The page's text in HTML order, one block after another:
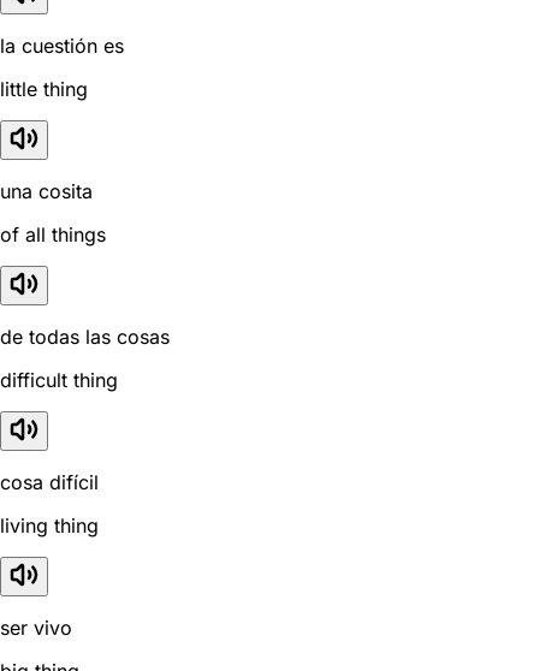
la cuestión es
little thing
una cosita
of all things
de todas las cosas
difficult thing
cosa difícil
living thing
ser vivo